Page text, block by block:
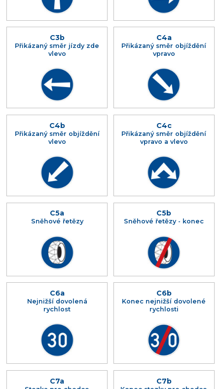
C3b
Přikázaný směr jízdy zde
vlevo
C4a
Přikázaný směr objíždění
vpravo
C4b
Přikázaný směr objíždění
vlevo
C4c
Přikázaný směr objíždění
vpravo a vlevo
C5a
Sněhové řetězy
C5b
Sněhové řetězy - konec
C6a
Nejnižší dovolená
rychlost
C6b
Konec nejnižší dovolené
rychlosti
C7a C7b